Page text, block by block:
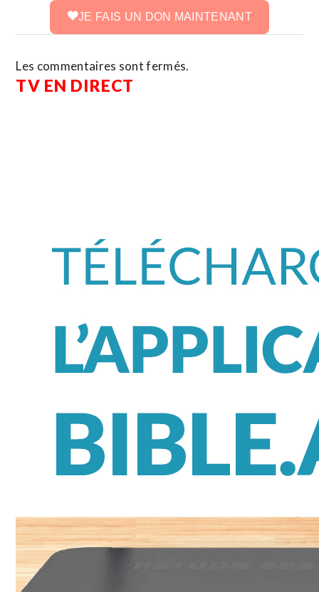
JE FAIS UN DON MAINTENANT
Les commentaires sont fermés.
TV EN DIRECT